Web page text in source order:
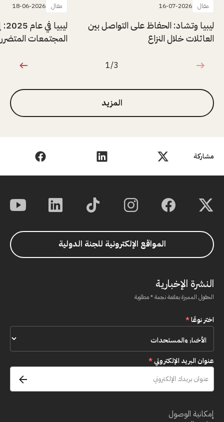
مشاركة
مقال 16-07-2026
ليبيا وتشاد: الحفاظ على التواصل بين
العائلات خلال النزاع
مقال 18-06-2026
المجتمعات
1 من 3
1/3
المزيد
المواقع الإلكترونية للجنة الدولية
النشرة الإخبارية
الحقول المميزة بعلامة نجمة * مطلوبة
اختر نوعًا*
عنوان البريد الإلكتروني*
إمكانية الوصول